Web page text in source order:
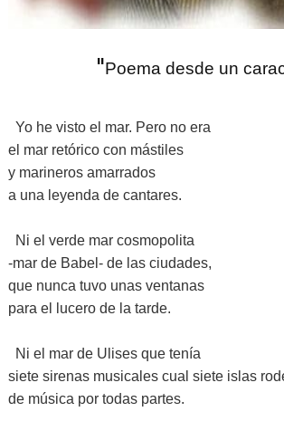
"Poema desde un
Yo he visto el mar. Pero no era
el mar retórico con mástiles
y marineros amarrados
a una leyenda de cantares.
Ni el verde mar cosmopolita
-mar de Babel- de las ciudades,
que nunca tuvo unas ventanas
para el lucero de la tarde.
Ni el mar de Ulises que tenía
siete sirenas musicales cual siete islas
de música por todas partes.